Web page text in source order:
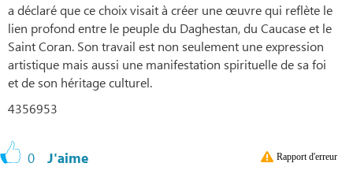
a déclaré que ce choix visait à créer une œuvre qui reflète le
lien profond entre le peuple du Daghestan, du Caucase et le
Saint Coran. Son travail est non seulement une expression
artistique mais aussi une manifestation spirituelle de sa foi
et de son héritage culturel.
4356953
0 J'aime Rapport d'erreur